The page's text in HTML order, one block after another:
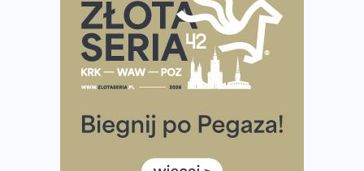
Tętno vs tempo – czym kierować się w bieganiu?
Co ma dużo białka? Produkty, które warto włączyć do
Rozbiegany Olsztyn szykuje się na weekend z
Już w tę sobotę 35. Bieg Powstania Warszawskiego.
Wystartuje rekordowa liczba uczestników